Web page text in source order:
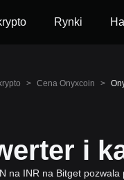
Rynki
> Cena Onyxcoin >
i
na INR na Bitget